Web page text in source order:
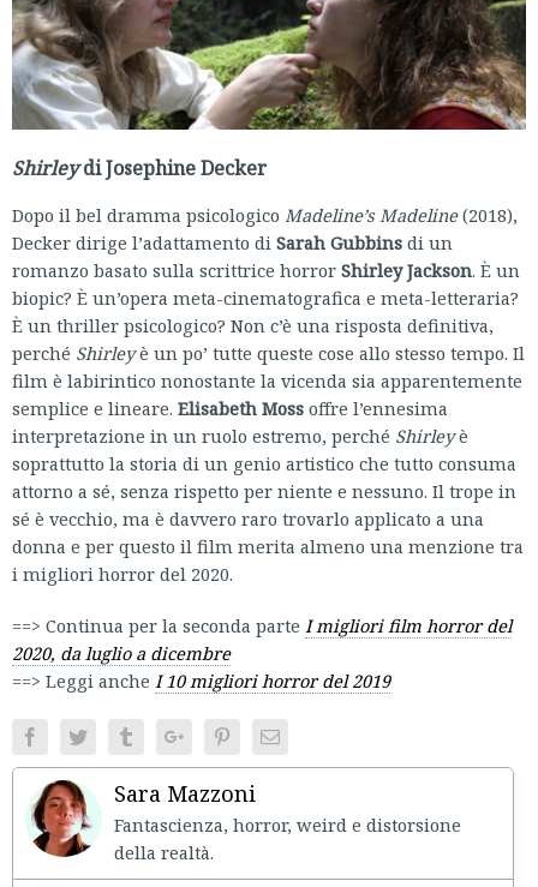
Shirleydi Josephine Decker
Dopo il bel dramma psicologico Madeline’s Madeline(2018),
Decker dirige l’adattamento di Sarah Gubbins di un
romanzo basato sulla scrittrice horror Shirley Jackson. È un
biopic? È un’opera meta-cinematografica e meta-letteraria?
È un thriller psicologico? Non c’è una risposta definitiva,
perché Shirleyè un po’ tutte queste cose allo stesso tempo. Il
film è labirintico nonostante la vicenda sia apparentemente
semplice e lineare. Elisabeth Moss offre l’ennesima
interpretazione in un ruolo estremo, perché Shirleyè
soprattutto la storia di un genio artistico che tutto consuma
attorno a sé, senza rispetto per niente e nessuno. Il trope in
sé è vecchio, ma è davvero raro trovarlo applicato a una
donna e per questo il film merita almeno una menzione tra
i migliori horror del 2020.
==> Continua per la seconda parte I migliori film horror del
2020, da luglio a dicembre
==> Leggi anche I 10 migliori horror del 2019
FacebookTwitter TumblrGoogle+PinterestEmail
Sara Mazzoni
Fantascienza, horror, weird e distorsione
della realtà.